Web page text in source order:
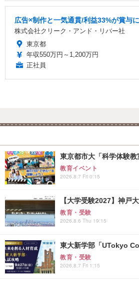
広告×制作と一気通貫/利益33%が賞与
株式会社クリーク・アンド・リバー社
東京都
年収550万円～1,200万円
正社員
東京都市大「科学体験
教育イベント
2026.8.7 Fri 0:15
【大学受験2027】神戸
教育・受験
2026.8.6 Thu 19:15
東大新学部「UTokyo
教育・受験
2026.8.7 Fri 1:15